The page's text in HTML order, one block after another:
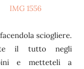
sciogliere.
il tutto negli
e metteteli a